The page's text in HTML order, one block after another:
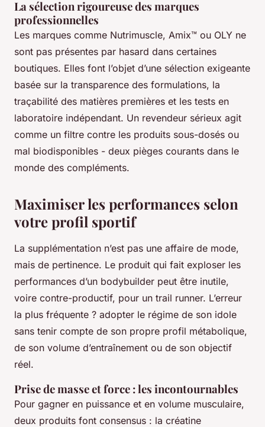
La sélection rigoureuse des marques
professionnelles
Les marques comme Nutrimuscle, Amix™ ou OLY ne
sont pas présentes par hasard dans certaines
boutiques. Elles font l’objet d’une sélection exigeante
basée sur la transparence des formulations, la
traçabilité des matières premières et les tests en
laboratoire indépendant. Un revendeur sérieux agit
comme un filtre contre les produits sous-dosés ou
mal biodisponibles - deux pièges courants dans le
monde des compléments.
Maximiser les performances selon
votre profil sportif
La supplémentation n’est pas une affaire de mode,
mais de pertinence. Le produit qui fait exploser les
performances d’un bodybuilder peut être inutile,
voire contre-productif, pour un trail runner. L’erreur
la plus fréquente ? adopter le régime de son idole
sans tenir compte de son propre profil métabolique,
de son volume d’entraînement ou de son objectif
réel.
Prise de masse et force : les incontournables
Pour gagner en puissance et en volume musculaire,
deux produits font consensus : la créatine